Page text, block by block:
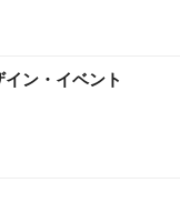
ン・イベント